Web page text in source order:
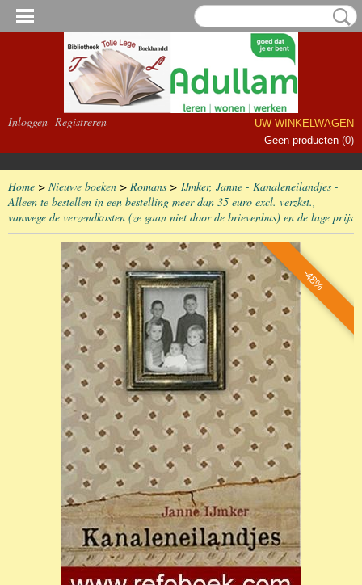
Inloggen Registreren
UW WINKELWAGEN
Geen producten (0)
Home > Nieuwe boeken > Romans > IJmker, Janne - Kanaleneilandjes -
Alleen te bestellen in een bestelling meer dan 35 euro excl. verzkst.,
vanwege de verzendkosten (ze gaan niet door de brievenbus) en de lage prijs
-48%